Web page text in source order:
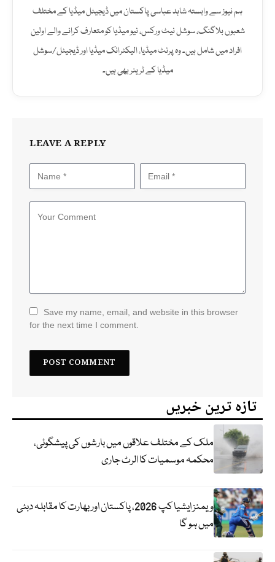
ہم نیوز سے وابستہ شاہد عباسی پاکستان میں ڈیجیٹل میڈیا کے مختلف
شعبوں بلاگنگ، سوشل نیٹ ورکس، نیو میڈیا کو متعارف کرانے والے اولین
افراد میں شامل ہیں۔ وہ پرنٹ میڈیا، الیکٹرانک میڈیا اور ڈیجیٹل/سوشل
میڈیا کے ٹرینر بھی ہیں۔
LEAVE A REPLY
Save my name, email, and website in this browser
for the next time I comment.
تازہ ترین خبریں
ملک کے مختلف علاقوں میں بارشوں کی پیشگوئی،
محکمہ موسمیات کا الرٹ جاری
ویمنز ایشیا کپ 2026، پاکستان اور بھارت کا مقابلہ دبئی
میں ہو گا